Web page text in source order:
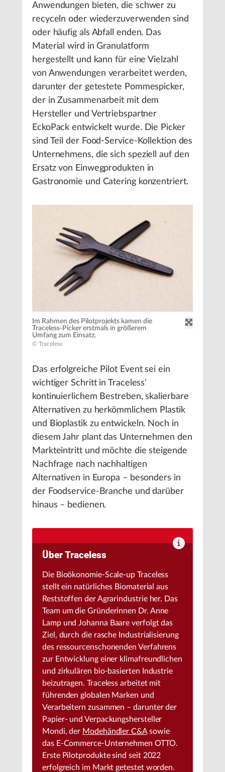
Anwendungen bieten, die schwer zu
recyceln oder wiederzuverwenden sind
oder häufig als Abfall enden. Das
Material wird in Granulatform
hergestellt und kann für eine Vielzahl
von Anwendungen verarbeitet werden,
darunter der getestete Pommespicker,
der in Zusammenarbeit mit dem
Hersteller und Vertriebspartner
EckoPack entwickelt wurde. Die Picker
sind Teil der Food-Service-Kollektion des
Unternehmens, die sich speziell auf den
Ersatz von Einwegprodukten in
Gastronomie und Catering konzentriert.
Im Rahmen des Pilotprojekts kamen die
Traceless-Picker erstmals in größerem
Umfang zum Einsatz.
© Traceless
Das erfolgreiche Pilot Event sei ein
wichtiger Schritt in Traceless’
kontinuierlichem Bestreben, skalierbare
Alternativen zu herkömmlichem Plastik
und Bioplastik zu entwickeln. Noch in
diesem Jahr plant das Unternehmen den
Markteintritt und möchte die steigende
Nachfrage nach nachhaltigen
Alternativen in Europa – besonders in
der Foodservice-Branche und darüber
hinaus – bedienen.
Über Traceless
Die Bioökonomie-Scale-up Traceless
stellt ein natürliches Biomaterial aus
Reststoffen der Agrarindustrie her. Das
Team um die Gründerinnen Dr. Anne
Lamp und Johanna Baare verfolgt das
Ziel, durch die rasche Industrialisierung
des ressourcenschonenden Verfahrens
zur Entwicklung einer klimafreundlichen
und zirkulären bio-basierten Industrie
beizutragen. Traceless arbeitet mit
führenden globalen Marken und
Verarbeitern zusammen – darunter der
Papier- und Verpackungshersteller
Mondi, der Modehändler C&Asowie
das E-Commerce-Unternehmen OTTO.
Erste Pilotprodukte sind seit 2022
erfolgreich im Markt getestet worden.